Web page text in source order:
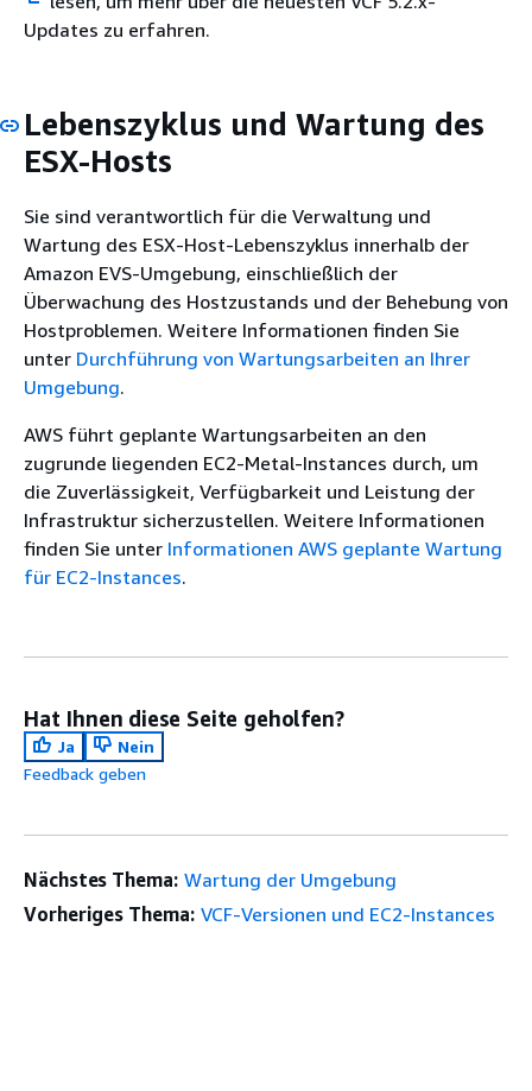
Updates zu erfahren.
Lebenszyklus und Wartung des
ESX-Hosts
Sie sind verantwortlich für die Verwaltung und
Wartung des ESX-Host-Lebenszyklus innerhalb der
Amazon EVS-Umgebung, einschließlich der
Überwachung des Hostzustands und der Behebung von
Hostproblemen. Weitere Informationen finden Sie
unter Durchführung von Wartungsarbeiten an Ihrer
Umgebung.
AWS führt geplante Wartungsarbeiten an den
zugrunde liegenden EC2-Metal-Instances durch, um
die Zuverlässigkeit, Verfügbarkeit und Leistung der
Infrastruktur sicherzustellen. Weitere Informationen
finden Sie unter Informationen AWS geplante Wartung
für EC2-Instances.
Hat Ihnen diese Seite geholfen?
Ja
Nein
Feedback geben
Nächstes Thema: Wartung der Umgebung
Vorheriges Thema: VCF-Versionen und EC2-Instances